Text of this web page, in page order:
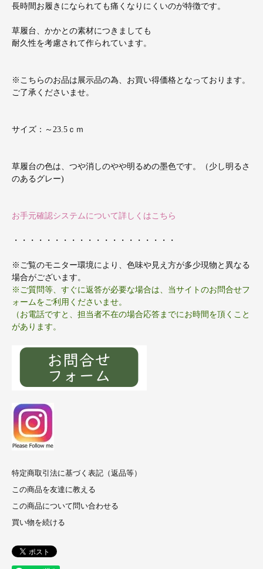
長時間お履きになられても痛くなりにくいのが特徴です。
草履台、かかとの素材につきましても
耐久性を考慮されて作られています。
※こちらのお品は展示品の為、お買い得価格となっております。
ご了承くださいませ。
サイズ：～23.5ｃｍ
草履台の色は、つや消しのやや明るめの墨色です。（少し明るさ
のあるグレー)
お手元確認システムについて詳しくはこちら
・・・・・・・・・・・・・・・・・・・・
※ご覧のモニター環境により、色味や見え方が多少現物と異なる
場合がございます。
※ご質問等、すぐに返答が必要な場合は、当サイトのお問合せフ
ォームをご利用くださいませ。
（お電話ですと、担当者不在の場合応答までにお時間を頂くこと
があります。
特定商取引法に基づく表記（返品等）
この商品を友達に教える
この商品について問い合わせる
買い物を続ける